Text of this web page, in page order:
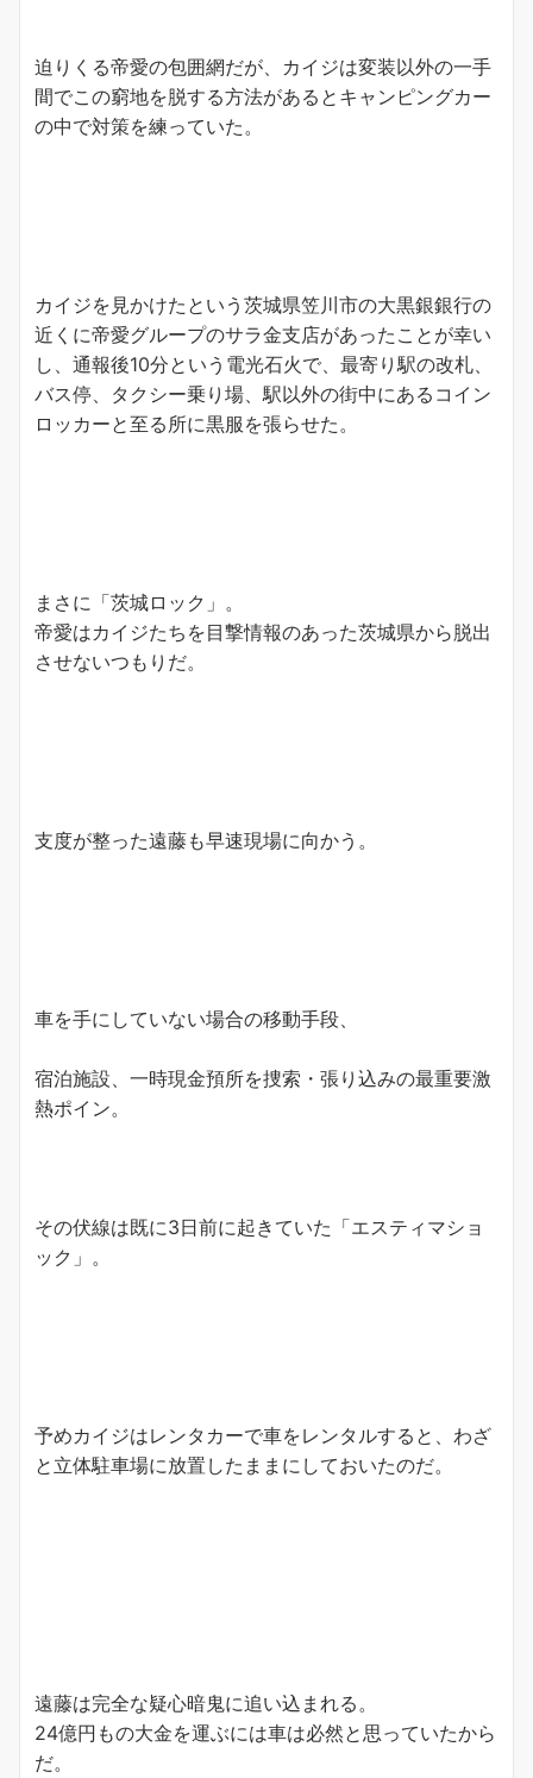
迫りくる帝愛の包囲網だが、カイジは変装以外の一手
間でこの窮地を脱する方法があるとキャンピングカー
の中で対策を練っていた。
カイジを見かけたという茨城県笠川市の大黒銀銀行の
近くに帝愛グループのサラ金支店があったことが幸い
し、通報後10分という電光石火で、最寄り駅の改札、
バス停、タクシー乗り場、駅以外の街中にあるコイン
ロッカーと至る所に黒服を張らせた。
まさに「茨城ロック」。
帝愛はカイジたちを目撃情報のあった茨城県から脱出
させないつもりだ。
支度が整った遠藤も早速現場に向かう。
車を手にしていない場合の移動手段、
宿泊施設、一時現金預所を捜索・張り込みの最重要激
熱ポイン。
その伏線は既に3日前に起きていた「エスティマショ
ック」。
予めカイジはレンタカーで車をレンタルすると、わざ
と立体駐車場に放置したままにしておいたのだ。
遠藤は完全な疑心暗鬼に追い込まれる。
24億円もの大金を運ぶには車は必然と思っていたから
だ。